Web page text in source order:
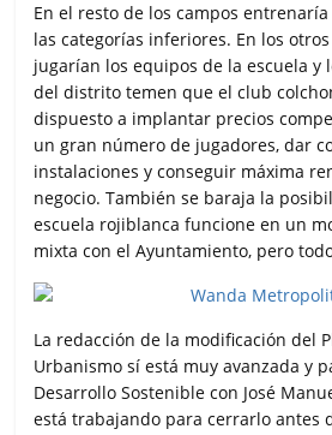
En el resto de los campos
las categorías inferiores. En los
jugarían los equipos de la escuela y
del distrito temen que el club
dispuesto a implantar precios
un gran número de jugadores, dar
instalaciones y conseguir máxima
negocio. También se baraja la
escuela rojiblanca funcione en un
mixta con el Ayuntamiento, pero
La redacción de la modificación del
Urbanismo sí está muy avanzada y
Desarrollo Sostenible con José
está trabajando para cerrarlo antes